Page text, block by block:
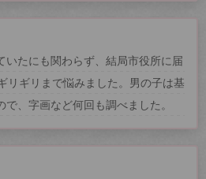
いたにも関わらず、結局市役所に届
リギリまで悩みました。男の子は基
、字画など何回も調べました。